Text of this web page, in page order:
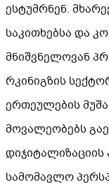
ესტუმრნენ.
საკითხებსა და
მნიშვნელოვან
რკინიგზის
ერთეულების
მოვალეობებს
სამომავლო